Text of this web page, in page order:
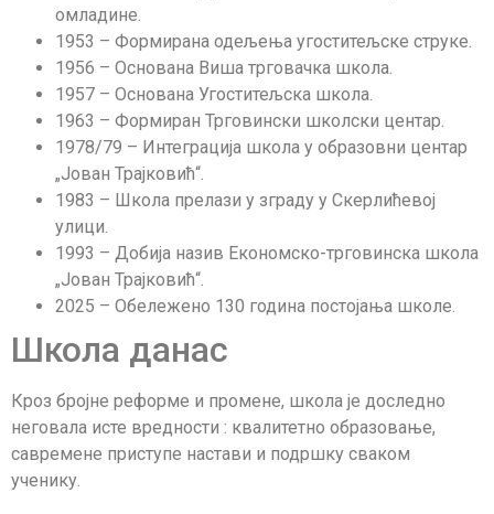
омладине.
1953 – Формирана одељења угоститељске струке.
1956 – Основана Виша трговачка школа.
1957 – Основана Угоститељска школа.
1963 – Формиран Трговински школски центар.
1978/79 – Интеграција школа у образовни центар
„Јован Трајковић“.
1983 – Школа прелази у зграду у Скерлићевој
улици.
1993 – Добија назив Економско-трговинска школа
„Јован Трајковић“.
2025 – Обележено 130 година постојања школе.
Школа данас
Кроз бројне реформе и промене, школа је доследно
неговала исте вредности : квалитетно образовање,
савремене приступе настави и подршку сваком
ученику.